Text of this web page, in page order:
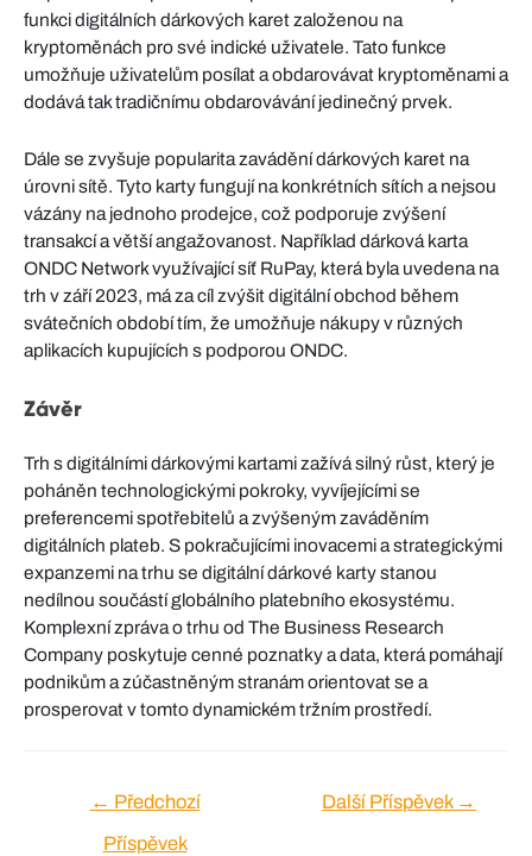
funkci digitálních dárkových karet založenou na
kryptoměnách pro své indické uživatele. Tato funkce
umožňuje uživatelům posílat a obdarovávat kryptoměnami a
dodává tak tradičnímu obdarovávání jedinečný prvek.
Dále se zvyšuje popularita zavádění dárkových karet na
úrovni sítě. Tyto karty fungují na konkrétních sítích a nejsou
vázány na jednoho prodejce, což podporuje zvýšení
transakcí a větší angažovanost. Například dárková karta
ONDC Network využívající síť RuPay, která byla uvedena na
trh v září 2023, má za cíl zvýšit digitální obchod během
svátečních období tím, že umožňuje nákupy v různých
aplikacích kupujících s podporou ONDC.
Závěr
Trh s digitálními dárkovými kartami zažívá silný růst, který je
poháněn technologickými pokroky, vyvíjejícími se
preferencemi spotřebitelů a zvýšeným zaváděním
digitálních plateb. S pokračujícími inovacemi a strategickými
expanzemi na trhu se digitální dárkové karty stanou
nedílnou součástí globálního platebního ekosystému.
Komplexní zpráva o trhu od The Business Research
Company poskytuje cenné poznatky a data, která pomáhají
podnikům a zúčastněným stranám orientovat se a
prosperovat v tomto dynamickém tržním prostředí.
Navigace
← Předchozí
Příspěvek
Další Příspěvek →